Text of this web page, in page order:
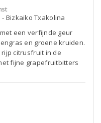
- Bizkaiko Txakolina
een verfijnde geur
en groene kruiden.
citrusfruit in de
fijne grapefruitbitters